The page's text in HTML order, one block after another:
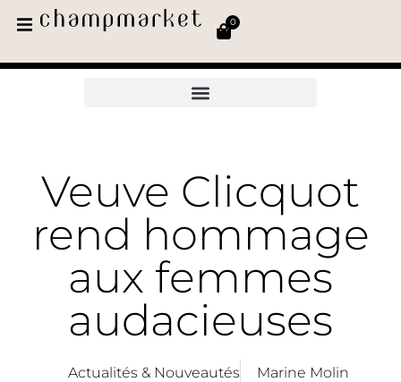
0
Veuve Clicquot
rend hommage
aux femmes
audacieuses
Actualités & Nouveautés Marine Molin